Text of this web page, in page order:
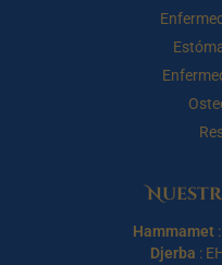
Hammamet:
Djerba :